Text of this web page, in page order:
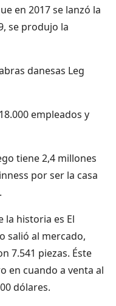
en 2017 se lanzó la
se produjo la
danesas Leg
empleados y
tiene 2,4 millones
por ser la casa
la historia es El
salió al mercado,
7.541 piezas. Éste
en cuando a venta al
dólares.